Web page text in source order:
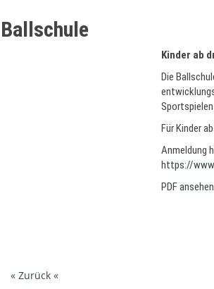
Ballschule
Kinder ab
Die
Für Kinder
Anmeldung
https://
PDF ansehen
« Zurück «